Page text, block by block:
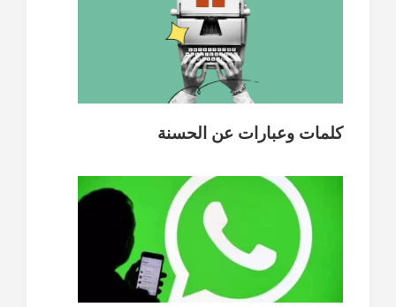
كلمات وعبارات عن الحسنة